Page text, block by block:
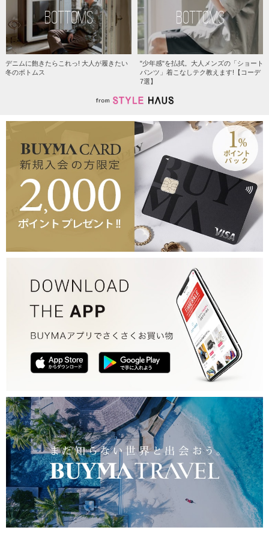
BOTTOMS
デニムに飽きたらこれっ! 大人が履きたい
冬のボトムス
BOTTOMS
"少年感"を払拭。大人メンズの「ショート
パンツ」着こなしテク教えます!【コーデ
7選】